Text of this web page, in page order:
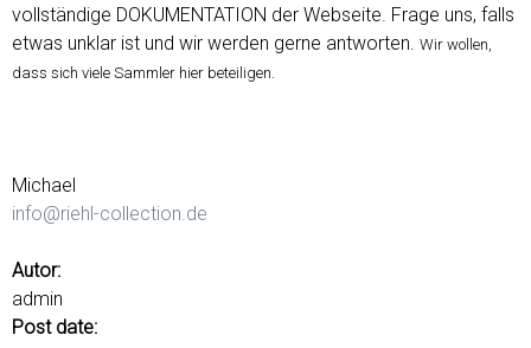
vollständige DOKUMENTATION der Webseite. Frage uns, falls
etwas unklar ist und wir werden gerne antworten. Wir wollen,
dass sich viele Sammler hier beteiligen.
Michael
info@riehl-collection.de
Autor:
admin
Post date: